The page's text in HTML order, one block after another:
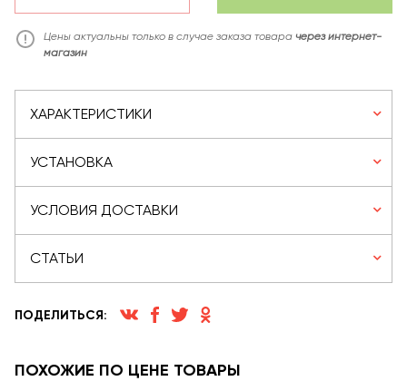
Цены актуальны только в случае заказа товара через интернет-
магазин
ХАРАКТЕРИСТИКИ
УСТАНОВКА
УСЛОВИЯ ДОСТАВКИ
СТАТЬИ
ПОДЕЛИТЬСЯ:
ПОХОЖИЕ ПО ЦЕНЕ ТОВАРЫ